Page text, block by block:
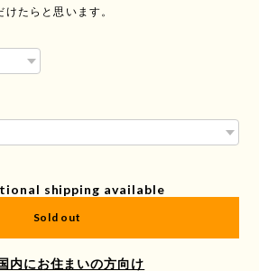
たらと思います。
shipping available
Sold out
内にお住まいの方向け